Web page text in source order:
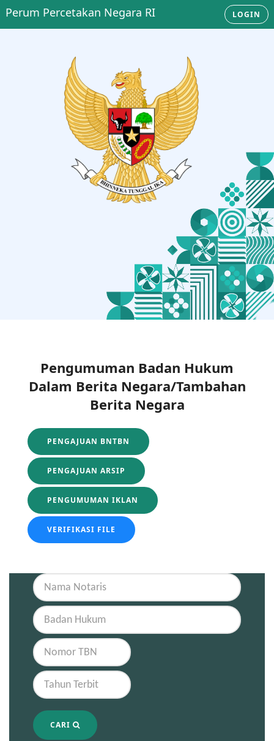
Perum Percetakan Negara RI LOGIN
Pengumuman Badan Hukum
Dalam Berita Negara/Tambahan
Berita Negara
PENGAJUAN BNTBN
PENGAJUAN ARSIP
PENGUMUMAN IKLAN
VERIFIKASI FILE
CARI